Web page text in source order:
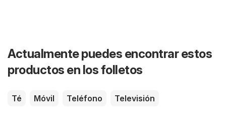
Actualmente puedes encontrar estos
productos en los folletos
Té Móvil Teléfono Televisión